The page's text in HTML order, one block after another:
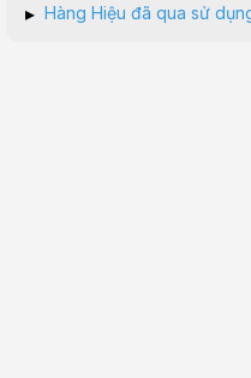
▸ Hàng Hiệu đã qua sử